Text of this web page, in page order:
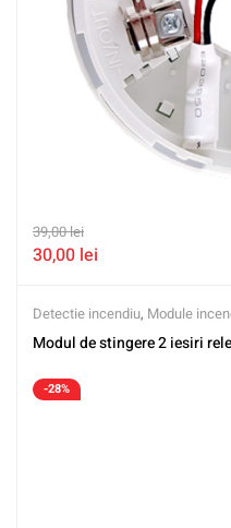
39,00lei
30,00 lei
Detectie incendiu, Module
Modul de stingere 2 iesiri
-28%